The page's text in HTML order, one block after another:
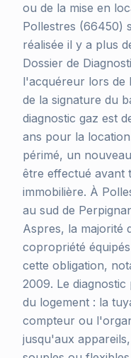
ou de la mise en
Pollestres (66450)
réalisée il y a plus
Dossier de
l'acquéreur lors de
de la signature du
diagnostic gaz est
ans pour la
périmé, un
être effectué avant
immobilière. À
au sud de
Aspres, la majorité
copropriété
cette obligation,
2009. Le
du logement : la
compteur ou
jusqu'aux